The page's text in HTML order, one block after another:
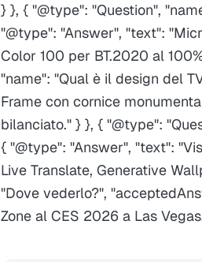
} }, { "@type": "Question",
"@type": "Answer", "text":
Color 100 per BT.2020 al
"name": "Qual è il design del
Frame con cornice
bilanciato." } }, { "@type":
{ "@type": "Answer", "text":
Live Translate, Generative
"Dove vederlo?",
Zone al CES 2026 a Las